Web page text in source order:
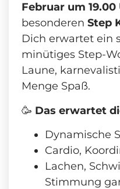
Februar um 19.00
besonderen Step
Dich erwartet ein
minütiges Step-
Laune,
Menge Spaß.
🥳 Das erwartet
Dynamische
Cardio,
Lachen,
Stimmung